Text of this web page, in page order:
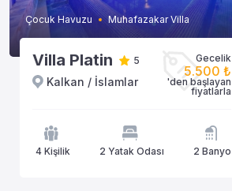
Çocuk Havuzu Muhafazakar Villa
Villa Platin 5
Kalkan / İslamlar
Gecelik
5.500 ₺
'den başlayan
fiyatlarla
4 Kişilik 2 Yatak Odası 2 Banyo